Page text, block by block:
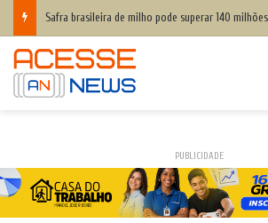
Safra brasileira de milho pode superar 140
PUBLICIDADE